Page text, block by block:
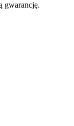
gwarancję.